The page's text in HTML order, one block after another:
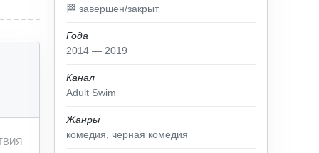
🏁 завершен/закрыт
Года
2014 — 2019
Канал
Adult Swim
Жанры
комедия черная комедия